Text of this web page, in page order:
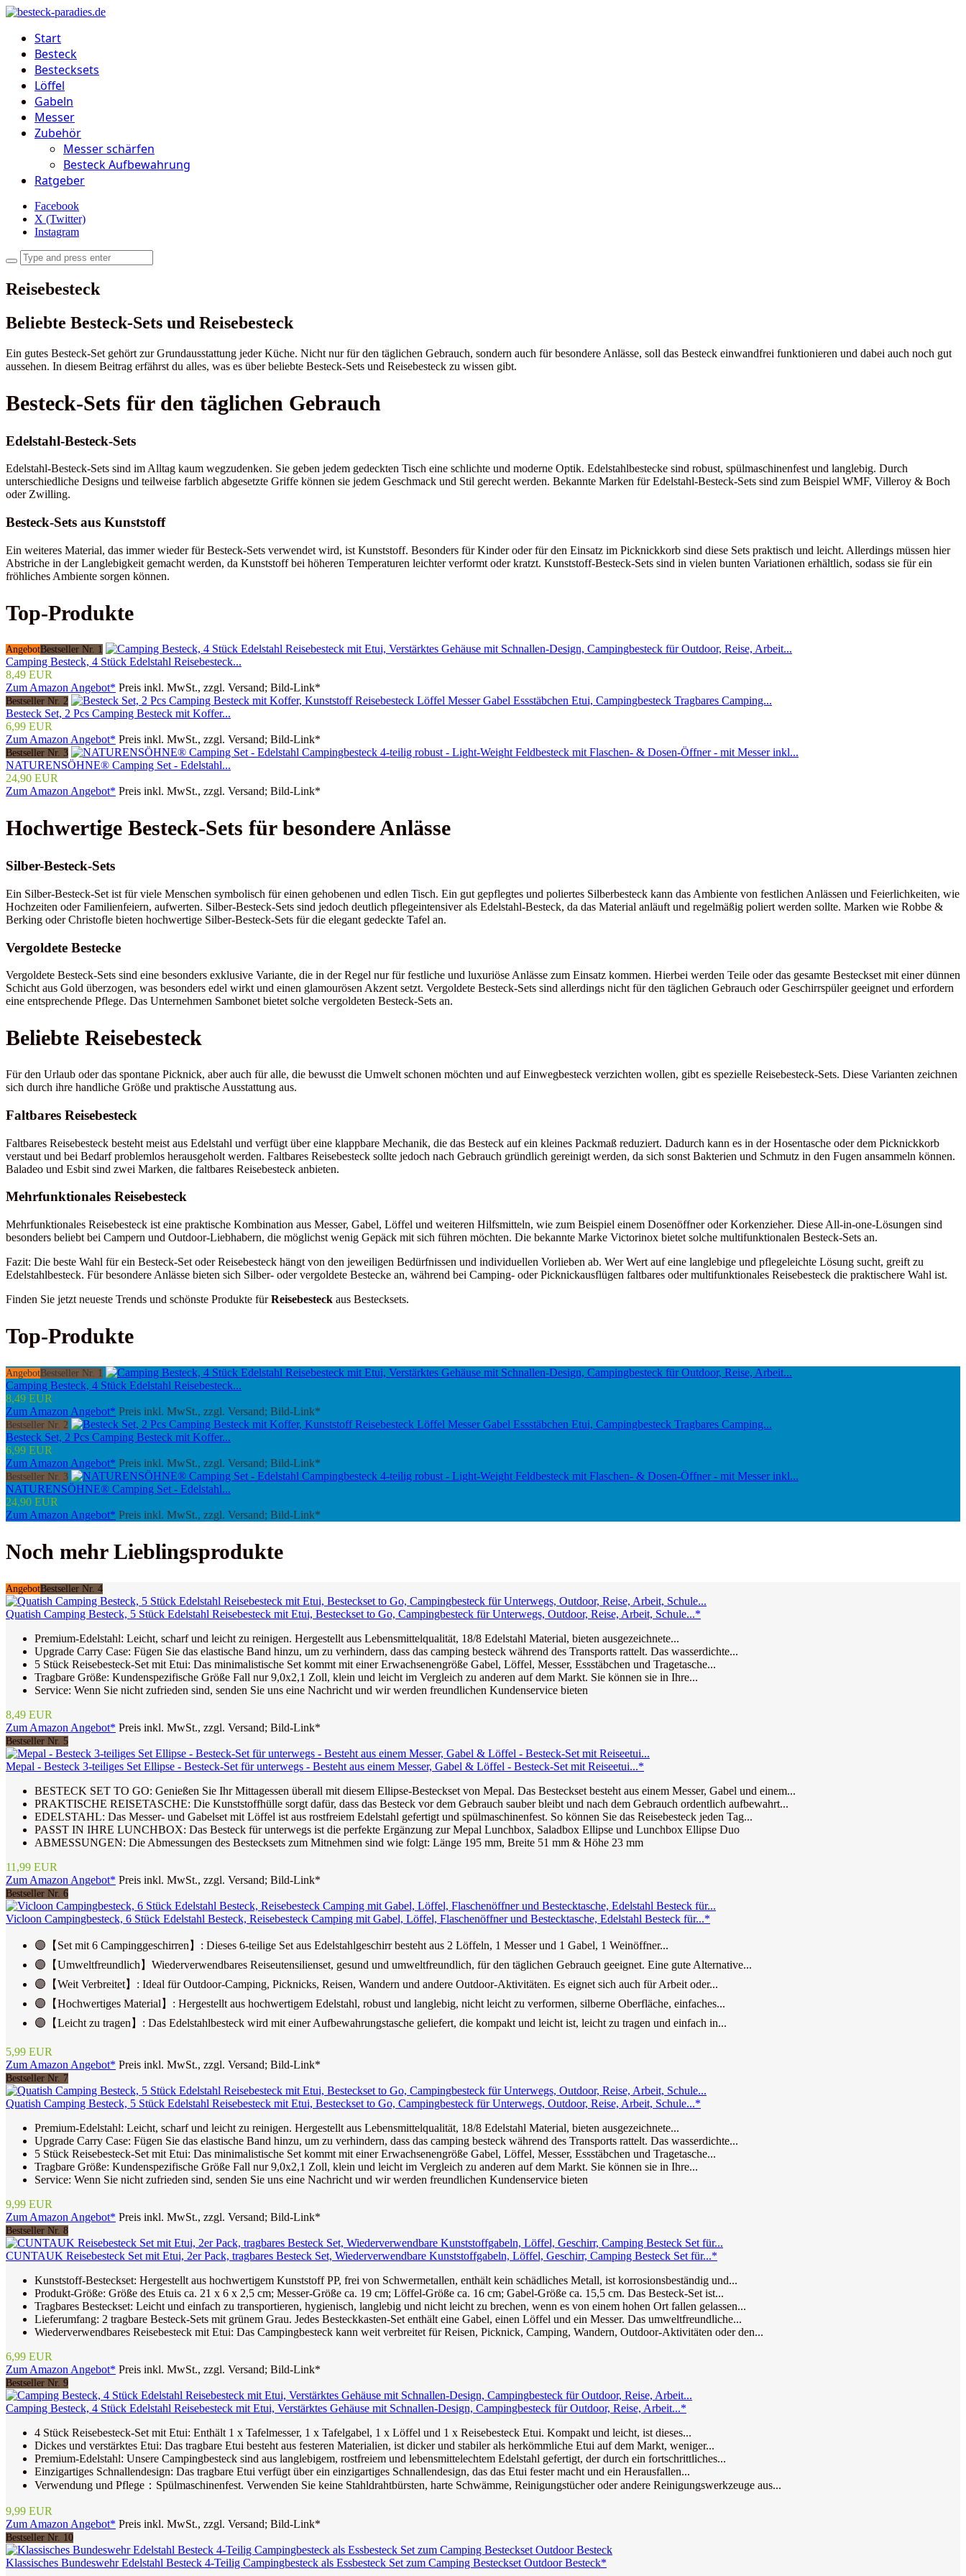
Start
Besteck
Bestecksets
Löffel
Gabeln
Messer
Zubehör
Messer schärfen
Besteck Aufbewahrung
Ratgeber
Facebook
X (Twitter)
Instagram
Reisebesteck
Beliebte Besteck-Sets und Reisebesteck
Ein gutes Besteck-Set gehört zur Grundausstattung jeder Küche. Nicht nur für den täglichen Gebrauch, sondern auch für besondere Anlässe, soll das Besteck einwandfrei funktionieren und dabei auch noch gut
aussehen. In diesem Beitrag erfährst du alles, was es über beliebte Besteck-Sets und Reisebesteck zu wissen gibt.
Besteck-Sets für den täglichen Gebrauch
Edelstahl-Besteck-Sets
Edelstahl-Besteck-Sets sind im Alltag kaum wegzudenken. Sie geben jedem gedeckten Tisch eine schlichte und moderne Optik. Edelstahlbestecke sind robust, spülmaschinenfest und langlebig. Durch
unterschiedliche Designs und teilweise farblich abgesetzte Griffe können sie jedem Geschmack und Stil gerecht werden. Bekannte Marken für Edelstahl-Besteck-Sets sind zum Beispiel WMF, Villeroy & Boch
oder Zwilling.
Besteck-Sets aus Kunststoff
Ein weiteres Material, das immer wieder für Besteck-Sets verwendet wird, ist Kunststoff. Besonders für Kinder oder für den Einsatz im Picknickkorb sind diese Sets praktisch und leicht. Allerdings müssen hier
Abstriche in der Langlebigkeit gemacht werden, da Kunststoff bei höheren Temperaturen leichter verformt oder kratzt. Kunststoff-Besteck-Sets sind in vielen bunten Variationen erhältlich, sodass sie für ein
fröhliches Ambiente sorgen können.
Top-Produkte
AngebotBestseller Nr. 1
Camping Besteck, 4 Stück Edelstahl Reisebesteck...
8,49 EUR
Zum Amazon Angebot* Preis inkl. MwSt., zzgl. Versand; Bild-Link*
Bestseller Nr. 2
Besteck Set, 2 Pcs Camping Besteck mit Koffer...
6,99 EUR
Zum Amazon Angebot* Preis inkl. MwSt., zzgl. Versand; Bild-Link*
Bestseller Nr. 3
NATURENSÖHNE® Camping Set - Edelstahl...
24,90 EUR
Zum Amazon Angebot* Preis inkl. MwSt., zzgl. Versand; Bild-Link*
Hochwertige Besteck-Sets für besondere Anlässe
Silber-Besteck-Sets
Ein Silber-Besteck-Set ist für viele Menschen symbolisch für einen gehobenen und edlen Tisch. Ein gut gepflegtes und poliertes Silberbesteck kann das Ambiente von festlichen Anlässen und Feierlichkeiten, wie
Hochzeiten oder Familienfeiern, aufwerten. Silber-Besteck-Sets sind jedoch deutlich pflegeintensiver als Edelstahl-Besteck, da das Material anläuft und regelmäßig poliert werden sollte. Marken wie Robbe &
Berking oder Christofle bieten hochwertige Silber-Besteck-Sets für die elegant gedeckte Tafel an.
Vergoldete Bestecke
Vergoldete Besteck-Sets sind eine besonders exklusive Variante, die in der Regel nur für festliche und luxuriöse Anlässe zum Einsatz kommen. Hierbei werden Teile oder das gesamte Besteckset mit einer dünnen
Schicht aus Gold überzogen, was besonders edel wirkt und einen glamourösen Akzent setzt. Vergoldete Besteck-Sets sind allerdings nicht für den täglichen Gebrauch oder Geschirrspüler geeignet und erfordern
eine entsprechende Pflege. Das Unternehmen Sambonet bietet solche vergoldeten Besteck-Sets an.
Beliebte Reisebesteck
Für den Urlaub oder das spontane Picknick, aber auch für alle, die bewusst die Umwelt schonen möchten und auf Einwegbesteck verzichten wollen, gibt es spezielle Reisebesteck-Sets. Diese Varianten zeichnen
sich durch ihre handliche Größe und praktische Ausstattung aus.
Faltbares Reisebesteck
Faltbares Reisebesteck besteht meist aus Edelstahl und verfügt über eine klappbare Mechanik, die das Besteck auf ein kleines Packmaß reduziert. Dadurch kann es in der Hosentasche oder dem Picknickkorb
verstaut und bei Bedarf problemlos herausgeholt werden. Faltbares Reisebesteck sollte jedoch nach Gebrauch gründlich gereinigt werden, da sich sonst Bakterien und Schmutz in den Fugen ansammeln können.
Baladeo und Esbit sind zwei Marken, die faltbares Reisebesteck anbieten.
Mehrfunktionales Reisebesteck
Mehrfunktionales Reisebesteck ist eine praktische Kombination aus Messer, Gabel, Löffel und weiteren Hilfsmitteln, wie zum Beispiel einem Dosenöffner oder Korkenzieher. Diese All-in-one-Lösungen sind
besonders beliebt bei Campern und Outdoor-Liebhabern, die möglichst wenig Gepäck mit sich führen möchten. Die bekannte Marke Victorinox bietet solche multifunktionalen Besteck-Sets an.
Fazit: Die beste Wahl für ein Besteck-Set oder Reisebesteck hängt von den jeweiligen Bedürfnissen und individuellen Vorlieben ab. Wer Wert auf eine langlebige und pflegeleichte Lösung sucht, greift zu
Edelstahlbesteck. Für besondere Anlässe bieten sich Silber- oder vergoldete Bestecke an, während bei Camping- oder Picknickausflügen faltbares oder multifunktionales Reisebesteck die praktischere Wahl ist.
Finden Sie jetzt neueste Trends und schönste Produkte fürReisebesteck aus Bestecksets.
Top-Produkte
Angebot Bestseller Nr. 1
Camping Besteck, 4 Stück Edelstahl Reisebesteck...
8,49 EUR
Zum Amazon Angebot* Preis inkl. MwSt., zzgl. Versand; Bild-Link*
Bestseller Nr. 2
Besteck Set, 2 Pcs Camping Besteck mit Koffer...
6,99 EUR
Zum Amazon Angebot* Preis inkl. MwSt., zzgl. Versand; Bild-Link*
Bestseller Nr. 3
NATURENSÖHNE® Camping Set - Edelstahl...
24,90 EUR
Zum Amazon Angebot* Preis inkl. MwSt., zzgl. Versand; Bild-Link*
Noch mehr Lieblingsprodukte
AngebotBestseller Nr. 4
Quatish Camping Besteck, 5 Stück Edelstahl Reisebesteck mit Etui, Besteckset to Go, Campingbesteck für Unterwegs, Outdoor, Reise, Arbeit, Schule...*
Premium-Edelstahl: Leicht, scharf und leicht zu reinigen. Hergestellt aus Lebensmittelqualität, 18/8 Edelstahl Material, bieten ausgezeichnete...
Upgrade Carry Case: Fügen Sie das elastische Band hinzu, um zu verhindern, dass das camping besteck während des Transports rattelt. Das wasserdichte...
5 Stück Reisebesteck-Set mit Etui: Das minimalistische Set kommt mit einer Erwachsenengröße Gabel, Löffel, Messer, Essstäbchen und Tragetasche...
Tragbare Größe: Kundenspezifische Größe Fall nur 9,0x2,1 Zoll, klein und leicht im Vergleich zu anderen auf dem Markt. Sie können sie in Ihre...
Service: Wenn Sie nicht zufrieden sind, senden Sie uns eine Nachricht und wir werden freundlichen Kundenservice bieten
8,49 EUR
Zum Amazon Angebot* Preis inkl. MwSt., zzgl. Versand; Bild-Link*
Bestseller Nr. 5
Mepal - Besteck 3-teiliges Set Ellipse - Besteck-Set für unterwegs - Besteht aus einem Messer, Gabel & Löffel - Besteck-Set mit Reiseetui...*
BESTECK SET TO GO: Genießen Sie Ihr Mittagessen überall mit diesem Ellipse-Besteckset von Mepal. Das Besteckset besteht aus einem Messer, Gabel und einem...
PRAKTISCHE REISETASCHE: Die Kunststoffhülle sorgt dafür, dass das Besteck vor dem Gebrauch sauber bleibt und nach dem Gebrauch ordentlich aufbewahrt...
EDELSTAHL: Das Messer- und Gabelset mit Löffel ist aus rostfreiem Edelstahl gefertigt und spülmaschinenfest. So können Sie das Reisebesteck jeden Tag...
PASST IN IHRE LUNCHBOX: Das Besteck für unterwegs ist die perfekte Ergänzung zur Mepal Lunchbox, Saladbox Ellipse und Lunchbox Ellipse Duo
ABMESSUNGEN: Die Abmessungen des Bestecksets zum Mitnehmen sind wie folgt: Länge 195 mm, Breite 51 mm & Höhe 23 mm
11,99 EUR
Zum Amazon Angebot* Preis inkl. MwSt., zzgl. Versand; Bild-Link*
Bestseller Nr. 6
Vicloon Campingbesteck, 6 Stück Edelstahl Besteck, Reisebesteck Camping mit Gabel, Löffel, Flaschenöffner und Bestecktasche, Edelstahl Besteck für...*
🟣【Set mit 6 Campinggeschirren】: Dieses 6-teilige Set aus Edelstahlgeschirr besteht aus 2 Löffeln, 1 Messer und 1 Gabel, 1 Weinöffner...
🟣【Umweltfreundlich】Wiederverwendbares Reiseutensilienset, gesund und umweltfreundlich, für den täglichen Gebrauch geeignet. Eine gute Alternative...
🟣【Weit Verbreitet】: Ideal für Outdoor-Camping, Picknicks, Reisen, Wandern und andere Outdoor-Aktivitäten. Es eignet sich auch für Arbeit oder...
🟣【Hochwertiges Material】: Hergestellt aus hochwertigem Edelstahl, robust und langlebig, nicht leicht zu verformen, silberne Oberfläche, einfaches...
🟣【Leicht zu tragen】: Das Edelstahlbesteck wird mit einer Aufbewahrungstasche geliefert, die kompakt und leicht ist, leicht zu tragen und einfach in...
5,99 EUR
Zum Amazon Angebot* Preis inkl. MwSt., zzgl. Versand; Bild-Link*
Bestseller Nr. 7
Quatish Camping Besteck, 5 Stück Edelstahl Reisebesteck mit Etui, Besteckset to Go, Campingbesteck für Unterwegs, Outdoor, Reise, Arbeit, Schule...*
Premium-Edelstahl: Leicht, scharf und leicht zu reinigen. Hergestellt aus Lebensmittelqualität, 18/8 Edelstahl Material, bieten ausgezeichnete...
Upgrade Carry Case: Fügen Sie das elastische Band hinzu, um zu verhindern, dass das camping besteck während des Transports rattelt. Das wasserdichte...
5 Stück Reisebesteck-Set mit Etui: Das minimalistische Set kommt mit einer Erwachsenengröße Gabel, Löffel, Messer, Essstäbchen und Tragetasche...
Tragbare Größe: Kundenspezifische Größe Fall nur 9,0x2,1 Zoll, klein und leicht im Vergleich zu anderen auf dem Markt. Sie können sie in Ihre...
Service: Wenn Sie nicht zufrieden sind, senden Sie uns eine Nachricht und wir werden freundlichen Kundenservice bieten
9,99 EUR
Zum Amazon Angebot* Preis inkl. MwSt., zzgl. Versand; Bild-Link*
Bestseller Nr. 8
CUNTAUK Reisebesteck Set mit Etui, 2er Pack, tragbares Besteck Set, Wiederverwendbare Kunststoffgabeln, Löffel, Geschirr, Camping Besteck Set für...*
Kunststoff-Besteckset: Hergestellt aus hochwertigem Kunststoff PP, frei von Schwermetallen, enthält kein schädliches Metall, ist korrosionsbeständig und...
Produkt-Größe: Größe des Etuis ca. 21 x 6 x 2,5 cm; Messer-Größe ca. 19 cm; Löffel-Größe ca. 16 cm; Gabel-Größe ca. 15,5 cm. Das Besteck-Set ist...
Tragbares Besteckset: Leicht und einfach zu transportieren, hygienisch, langlebig und nicht leicht zu brechen, wenn es von einem hohen Ort fallen gelassen...
Lieferumfang: 2 tragbare Besteck-Sets mit grünem Grau. Jedes Besteckkasten-Set enthält eine Gabel, einen Löffel und ein Messer. Das umweltfreundliche...
Wiederverwendbares Reisebesteck mit Etui: Das Campingbesteck kann weit verbreitet für Reisen, Picknick, Camping, Wandern, Outdoor-Aktivitäten oder den...
6,99 EUR
Zum Amazon Angebot* Preis inkl. MwSt., zzgl. Versand; Bild-Link*
Bestseller Nr. 9
Camping Besteck, 4 Stück Edelstahl Reisebesteck mit Etui, Verstärktes Gehäuse mit Schnallen-Design, Campingbesteck für Outdoor, Reise, Arbeit...*
4 Stück Reisebesteck-Set mit Etui: Enthält 1 x Tafelmesser, 1 x Tafelgabel, 1 x Löffel und 1 x Reisebesteck Etui. Kompakt und leicht, ist dieses...
Dickes und verstärktes Etui: Das tragbare Etui besteht aus festeren Materialien, ist dicker und stabiler als herkömmliche Etui auf dem Markt, weniger...
Premium-Edelstahl: Unsere Campingbesteck sind aus langlebigem, rostfreiem und lebensmittelechtem Edelstahl gefertigt, der durch ein fortschrittliches...
Einzigartiges Schnallendesign: Das tragbare Etui verfügt über ein einzigartiges Schnallendesign, das das Etui fester macht und ein Herausfallen...
Verwendung und Pflege：Spülmaschinenfest. Verwenden Sie keine Stahldrahtbürsten, harte Schwämme, Reinigungstücher oder andere Reinigungswerkzeuge aus...
9,99 EUR
Zum Amazon Angebot* Preis inkl. MwSt., zzgl. Versand; Bild-Link*
Bestseller Nr. 10
Klassisches Bundeswehr Edelstahl Besteck 4-Teilig Campingbesteck als Essbesteck Set zum Camping Besteckset Outdoor Besteck*